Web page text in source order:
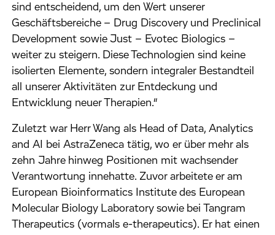
sind entscheidend, um den Wert unserer
Geschäftsbereiche – Drug Discovery und Preclinical
Development sowie Just – Evotec Biologics –
weiter zu steigern. Diese Technologien sind keine
isolierten Elemente, sondern integraler Bestandteil
all unserer Aktivitäten zur Entdeckung und
Entwicklung neuer Therapien.“
Zuletzt war Herr Wang als Head of Data, Analytics
and AI bei AstraZeneca tätig, wo er über mehr als
zehn Jahre hinweg Positionen mit wachsender
Verantwortung innehatte. Zuvor arbeitete er am
European Bioinformatics Institute des European
Molecular Biology Laboratory sowie bei Tangram
Therapeutics (vormals e-therapeutics). Er hat einen